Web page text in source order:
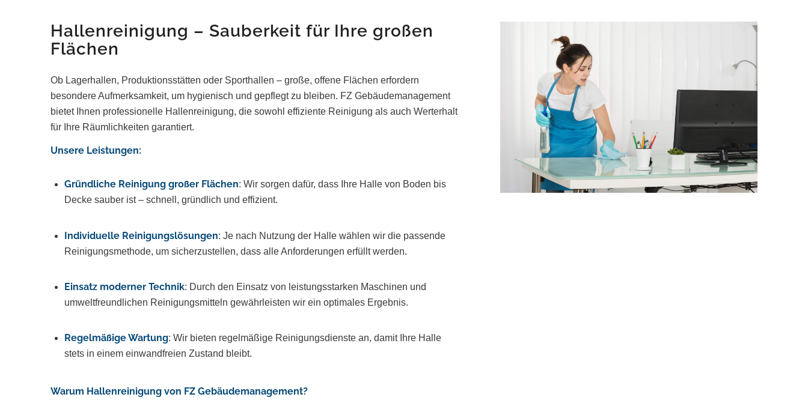
Hallenreinigung – Sauberkeit für Ihre großen
Flächen
Ob Lagerhallen, Produktionsstätten oder Sporthallen – große, offene Flächen erfordern
besondere Aufmerksamkeit, um hygienisch und gepflegt zu bleiben. FZ Gebäudemanagement
bietet Ihnen professionelle Hallenreinigung, die sowohl effiziente Reinigung als auch Werterhalt
für Ihre Räumlichkeiten garantiert.
Unsere Leistungen:
Gründliche Reinigung großer Flächen: Wir sorgen dafür, dass Ihre Halle von Boden bis
Decke sauber ist – schnell, gründlich und effizient.
Individuelle Reinigungslösungen: Je nach Nutzung der Halle wählen wir die passende
Reinigungsmethode, um sicherzustellen, dass alle Anforderungen erfüllt werden.
Einsatz moderner Technik: Durch den Einsatz von leistungsstarken Maschinen und
umweltfreundlichen Reinigungsmitteln gewährleisten wir ein optimales Ergebnis.
Regelmäßige Wartung: Wir bieten regelmäßige Reinigungsdienste an, damit Ihre Halle
stets in einem einwandfreien Zustand bleibt.
Warum Hallenreinigung von FZ Gebäudemanagement?